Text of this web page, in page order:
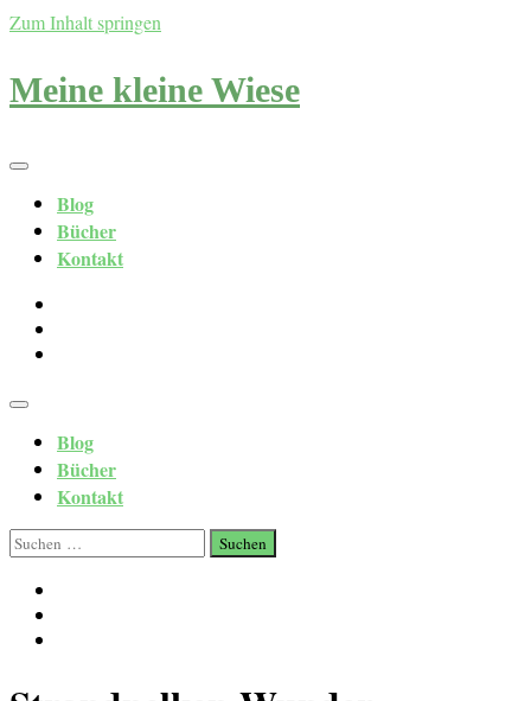
Zum Inhalt springen
Meine kleine Wiese
Blog
Bücher
Kontakt
Blog
Bücher
Kontakt
Suchen
nach: